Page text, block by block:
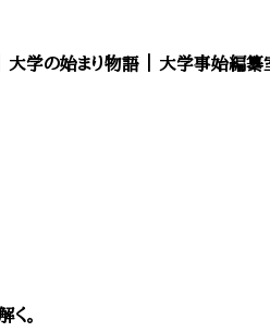
大学の始まり物語 大学事始編纂
。